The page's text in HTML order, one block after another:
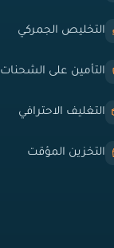
التخليص الجمركي
التأمين على الشحنات
التغليف الاحترافي
التخزين المؤقت